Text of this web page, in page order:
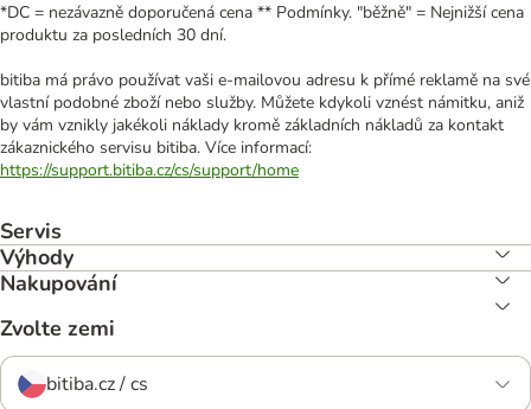
*DC = nezávazně doporučená cena ** Podmínky. "běžně" = Nejnižší cena
produktu za posledních 30 dní.
bitiba má právo používat vaši e-mailovou adresu k přímé reklamě na své
vlastní podobné zboží nebo služby. Můžete kdykoli vznést námitku, aniž
by vám vznikly jakékoli náklady kromě základních nákladů za kontakt
zákaznického servisu bitiba. Více informací:
https://support.bitiba.cz/cs/support/home
Servis
Výhody
Nakupování
Zvolte zemi
bitiba.cz / cs